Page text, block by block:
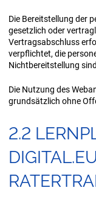
Die Bereitstellung der
gesetzlich oder
Vertragsabschluss
verpflichtet, die
Nichtbereitstellung
Die Nutzung des
grundsätzlich ohne
2.2